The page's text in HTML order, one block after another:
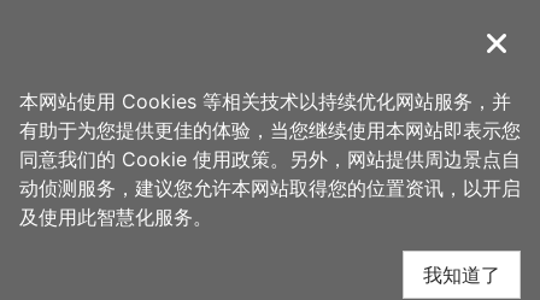
導覽
首页 > 想去的地方 > 美食、购物 > 锅强强极致火锅
锅强强极致火锅 周边店
家
关闭
本网站使用 Cookies 等相关技术以持续优化网站服务，并
有助于为您提供更佳的体验，当您继续使用本网站即表示您
同意我们的 Cookie 使用政策。另外，网站提供周边景点自
动侦测服务，建议您允许本网站取得您的位置资讯，以开启
及使用此智慧化服务。
我知道了